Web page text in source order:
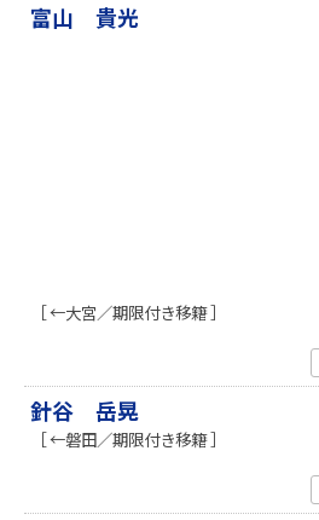
富山 貴光
［ ←大宮／期限付き移籍 ］
針谷 岳晃
［ ←磐田／期限付き移籍 ］